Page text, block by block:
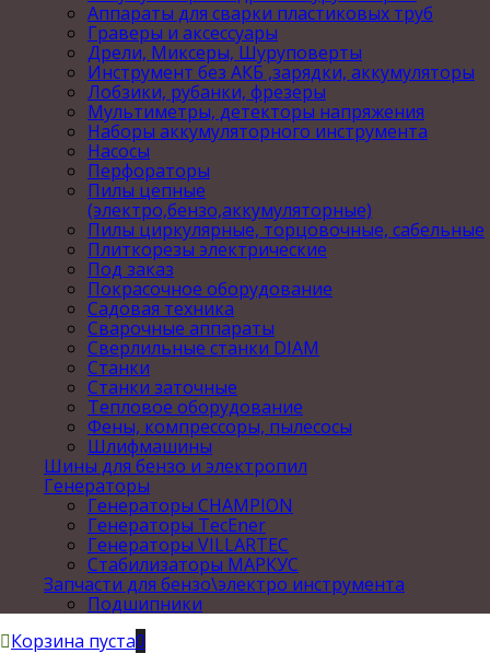
Аппараты для сварки пластиковых труб
Граверы и аксессуары
Дрели, Миксеры, Шуруповерты
Инструмент без АКБ ,зарядки, аккумуляторы
Лобзики, рубанки, фрезеры
Мультиметры, детекторы напряжения
Наборы аккумуляторного инструмента
Насосы
Перфораторы
Пилы цепные
(электро,бензо,аккумуляторные)
Пилы циркулярные, торцовочные, сабельные
Плиткорезы электрические
Под заказ
Покрасочное оборудование
Садовая техника
Сварочные аппараты
Сверлильные станки DIAM
Станки
Станки заточные
Тепловое оборудование
Фены, компрессоры, пылесосы
Шлифмашины
Шины для бензо и электропил
Генераторы
Генераторы CHAMPION
Генераторы TecEner
Генераторы VILLARTEC
Стабилизаторы МАРКУС
Запчасти для бензо\электро инструмента
Подшипники
Корзина пуста0